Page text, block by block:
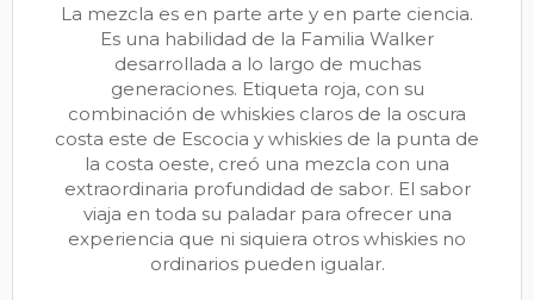
La mezcla es en parte arte y en parte ciencia.
Es una habilidad de la Familia Walker
desarrollada a lo largo de muchas
generaciones. Etiqueta roja, con su
combinación de whiskies claros de la oscura
costa este de Escocia y whiskies de la punta de
la costa oeste, creó una mezcla con una
extraordinaria profundidad de sabor. El sabor
viaja en toda su paladar para ofrecer una
experiencia que ni siquiera otros whiskies no
ordinarios pueden igualar.